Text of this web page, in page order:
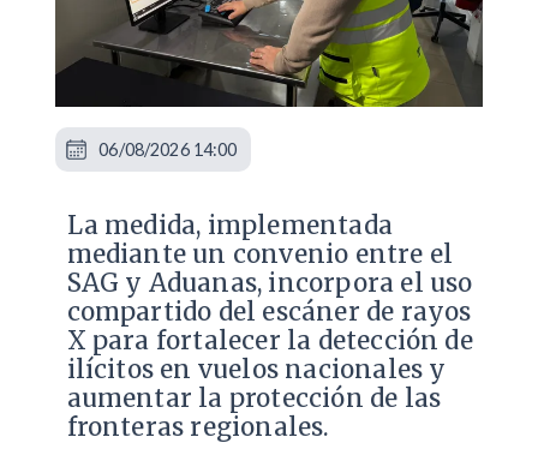
La medida, implementada
mediante un convenio entre el
SAG y Aduanas, incorpora el uso
compartido del escáner de rayos
X para fortalecer la detección de
ilícitos en vuelos nacionales y
aumentar la protección de las
fronteras regionales.
06/08/2026 14:00